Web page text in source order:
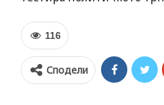
116
Сподели